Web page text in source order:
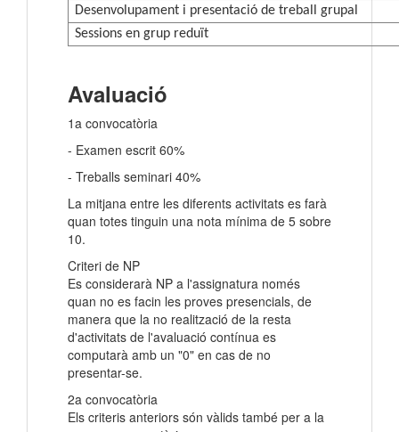
Desenvolupament i presentació de treball grupal
Sessions en grup reduït
Avaluació
1a convocatòria
- Examen escrit 60%
- Treballs seminari 40%
La mitjana entre les diferents activitats es farà
quan totes tinguin una nota mínima de 5 sobre
10.
Criteri de NP
Es considerarà NP a l'assignatura només
quan no es facin les proves presencials, de
manera que la no realització de la resta
d'activitats de l'avaluació contínua es
computarà amb un "0" en cas de no
presentar-se.
2a convocatòria
Els criteris anteriors són vàlids també per a la